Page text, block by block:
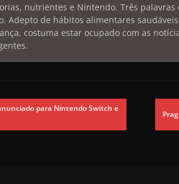
nutrientes e Nintendo. Três
Adepto de hábitos alimentares
costuma estar ocupado com as
para Nintendo Switch e